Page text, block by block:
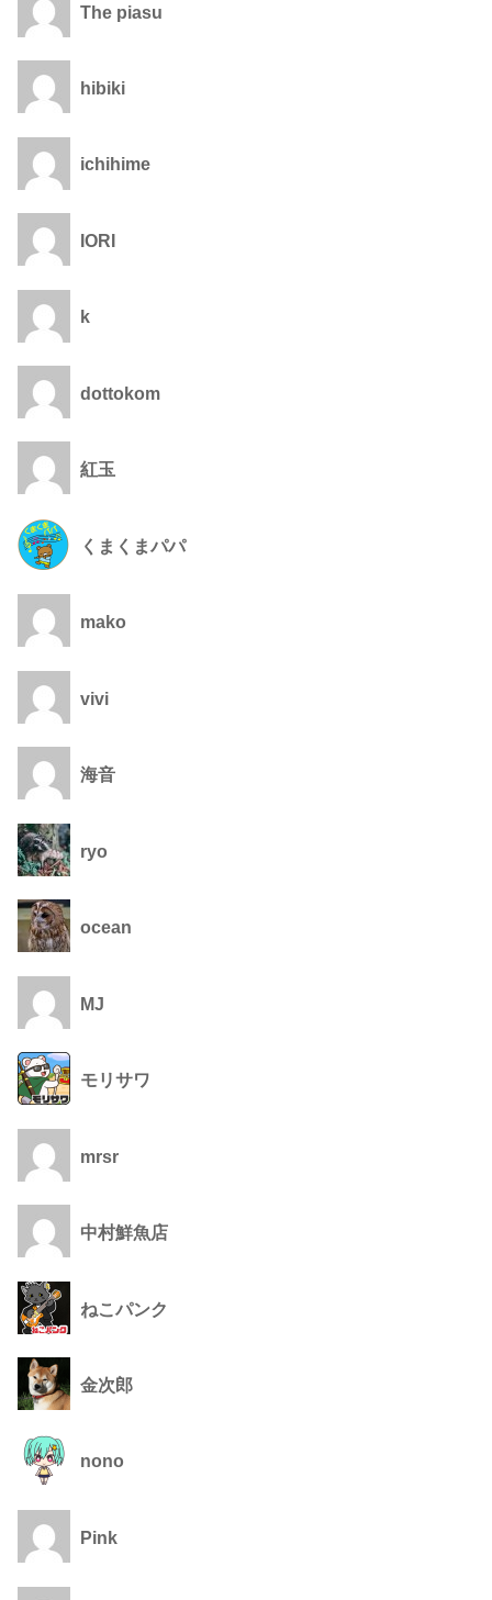
The piasu
hibiki
ichihime
IORI
k
dottokom
紅玉
くまくまパパ
mako
vivi
海音
ryo
ocean
MJ
モリサワ
mrsr
中村鮮魚店
ねこパンク
金次郎
nono
Pink